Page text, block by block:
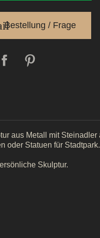
/ Frage
aus Metall mit Steinadler
oder Statuen für Stadtpark.
Skulptur.